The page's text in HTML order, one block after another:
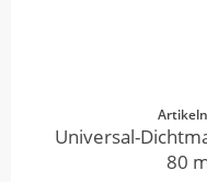
Universal-
80